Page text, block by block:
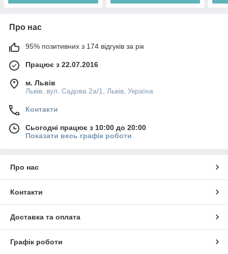
Про нас
95% позитивних з 174 відгуків за рік
Працює з 22.07.2016
м. Львів
Львів, вул. Садова 2а/1, Львів, Україна
Контакти
Сьогодні працює з 10:00 до 20:00
Показати весь графік роботи
Про нас
Контакти
Доставка та оплата
Графік роботи